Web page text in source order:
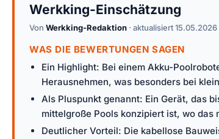
Werkking-Einschätzung
Von Werkking-Redaktion · aktualisiert 15.05.2026
WAS DIE BEWERTUNGEN SAGEN
Ein Highlight: Bei einem Akku-
Herausnehmen, was besonders bei
Als Pluspunkt genannt: Ein Gerät, das
mittelgroße Pools konzipiert ist, wo
Deutlicher Vorteil: Die kabellose